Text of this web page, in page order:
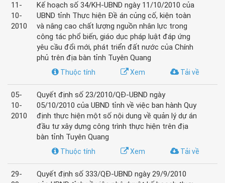
11-
10-
2010
Kế hoạch số 34/KH-UBND ngày 11/10/2010 của
UBND tỉnh Thực hiện Đề án củng cố, kiện toàn
và nâng cao chất lượng nguồn nhân lực trong
công tác phổ biến, giáo dục pháp luật đáp ứng
yêu cầu đổi mới, phát triển đất nước của Chính
phủ trên địa bàn tỉnh Tuyên Quang
Tải về
Xem
Thuộc tính
05-
10-
2010
Quyết định số 23/2010/QĐ-UBND ngày
05/10/2010 của UBND tỉnh về việc ban hành Quy
định thực hiện một số nội dung về quản lý dự án
đầu tư xây dựng công trình thực hiện trên địa
bàn tỉnh Tuyên Quang
Tải về
Xem
Thuộc tính
29-
Quyết định số 333/QĐ-UBND ngày 29/9/2010